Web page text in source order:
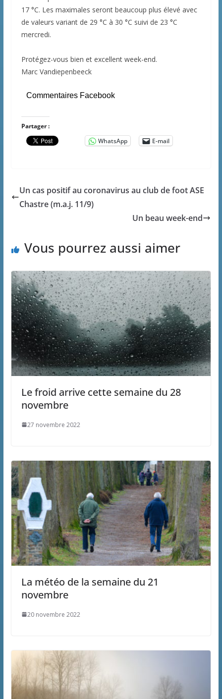
17 °C. Les maximales seront beaucoup plus élevé avec
de valeurs variant de 29 °C à 30 °C suivi de 23 °C
mercredi.
Protégez-vous bien et excellent week-end.
Marc Vandiepenbeeck
Commentaires Facebook
Partager :
WhatsApp
E-mail
Un cas positif au coronavirus au club de foot ASE
Chastre (m.a.j. 11/9)
Un beau week-end
Vous pourrez aussi aimer
Le froid arrive cette semaine du 28
novembre
27 novembre 2022
La météo de la semaine du 21
novembre
20 novembre 2022